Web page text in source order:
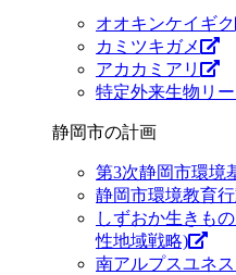
オオキンケイギク
カミツキガメ
アカカミアリ
特定外来生物リ
静岡市の計画
第3次静岡市環境
静岡市環境教育
しずおか生きも
性地域戦略)
南アルプスユネ